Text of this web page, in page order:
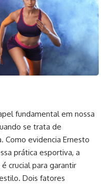
fundamental em nossa
se trata de
Como evidencia Ernesto
prática esportiva, a
crucial para garantir
Dois fatores